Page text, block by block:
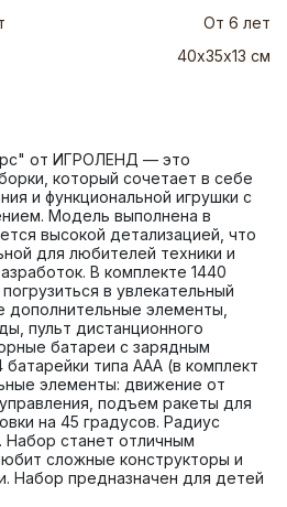
От 6 лет
40х35х13 см
от ИГРОЛЕНД — это
который сочетает в себе
и функциональной игрушки с
Модель выполнена в
высокой детализацией, что
для любителей техники и
В комплекте 1440
в увлекательный
дополнительные элементы,
пульт дистанционного
батареи с зарядным
типа ААА (в комплект
элементы: движение от
подъем ракеты для
на 45 градусов. Радиус
Набор станет отличным
сложные конструкторы и
Набор предназначен для детей